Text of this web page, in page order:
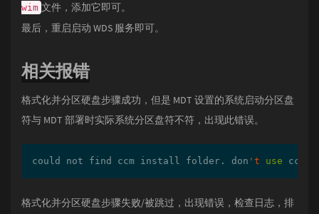
wim 文件，添加它即可。
最后，重启启动 WDS 服务即可。
相关报错
格式化并分区硬盘步骤成功，但是 MDT 设置的系统启动分区盘
符与 MDT 部署时实际系统分区盘符不符，出现此错误。
could not find ccm install folder. don 't use
格式化并分区硬盘步骤失败/被跳过，出现错误，检查日志，排